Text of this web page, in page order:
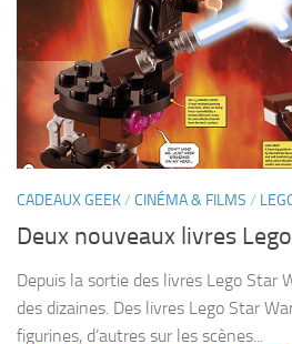
CADEAUX GEEK/ CINÉMA & FILMS /
Deux nouveaux livres
Depuis la sortie des livres Lego Star
des dizaines. Des livres Lego Star
figurines, d’autres sur les scènes...